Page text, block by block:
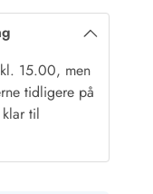
15.00, men
tidligere på
til